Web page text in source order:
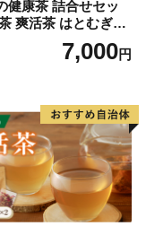
健康茶 詰合せセッ
爽活茶 はとむぎ茶
食茶 和漢紅茶 お茶
7,000円